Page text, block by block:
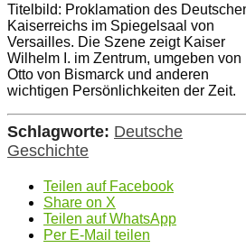
Titelbild: Proklamation des
Kaiserreichs im Spiegelsaal von
Versailles. Die Szene zeigt Kaiser
Wilhelm I. im Zentrum, umgeben von
Otto von Bismarck und anderen
wichtigen Persönlichkeiten der Zeit.
Schlagworte: Deutsche
Geschichte
Teilen auf Facebook
Share on X
Teilen auf WhatsApp
Per E-Mail teilen